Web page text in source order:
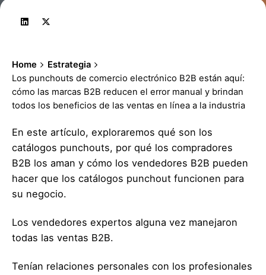
Home
Estrategia
Los punchouts de comercio electrónico B2B están aquí:
cómo las marcas B2B reducen el error manual y brindan
todos los beneficios de las ventas en línea a la industria
En este artículo, exploraremos qué son los
catálogos punchouts, por qué los compradores
B2B los aman y cómo los vendedores B2B pueden
hacer que los catálogos punchout funcionen para
su negocio.
Los vendedores expertos alguna vez manejaron
todas las ventas B2B.
Tenían relaciones personales con los profesionales